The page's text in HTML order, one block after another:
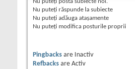
Nu puteţi răspunde la subiecte
Nu puteţi adăuga ataşamente
Nu puteţi modifica posturile proprii
Pingbacks are
Inactiv
Refbacks are Activ